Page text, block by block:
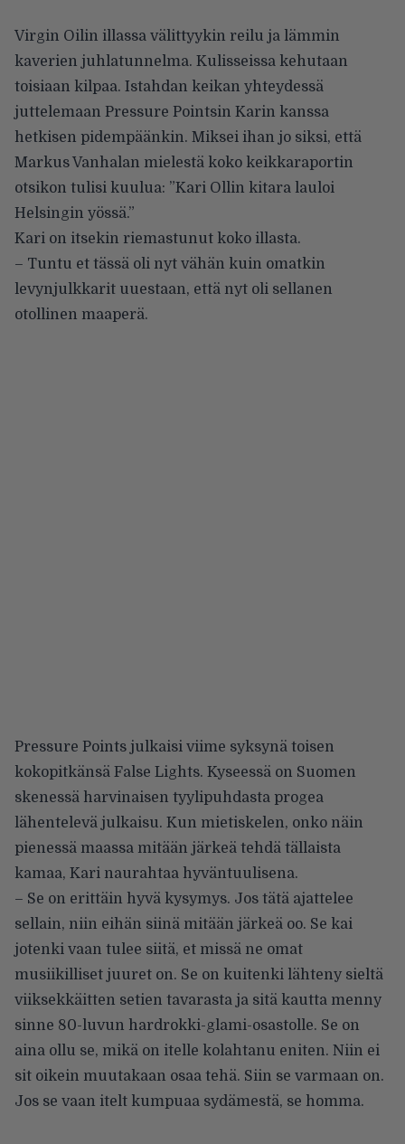
Virgin Oilin illassa välittyykin reilu ja lämmin
kaverien juhlatunnelma. Kulisseissa kehutaan
toisiaan kilpaa. Istahdan keikan yhteydessä
juttelemaan Pressure Pointsin Karin kanssa
hetkisen pidempäänkin. Miksei ihan jo siksi, että
Markus Vanhalan mielestä koko keikkaraportin
otsikon tulisi kuulua: ”Kari Ollin kitara lauloi
Helsingin yössä.”
Kari on itsekin riemastunut koko illasta.
– Tuntu et tässä oli nyt vähän kuin omatkin
levynjulkkarit uuestaan, että nyt oli sellanen
otollinen maaperä.
Pressure Points julkaisi viime syksynä toisen
kokopitkänsä False Lights. Kyseessä on Suomen
skenessä harvinaisen tyylipuhdasta progea
lähentelevä julkaisu. Kun mietiskelen, onko näin
pienessä maassa mitään järkeä tehdä tällaista
kamaa, Kari naurahtaa hyväntuulisena.
– Se on erittäin hyvä kysymys. Jos tätä ajattelee
sellain, niin eihän siinä mitään järkeä oo. Se kai
jotenki vaan tulee siitä, et missä ne omat
musiikilliset juuret on. Se on kuitenki lähteny sieltä
viiksekkäitten setien tavarasta ja sitä kautta menny
sinne 80-luvun hardrokki-glami-osastolle. Se on
aina ollu se, mikä on itelle kolahtanu eniten. Niin ei
sit oikein muutakaan osaa tehä. Siin se varmaan on.
Jos se vaan itelt kumpuaa sydämestä, se homma.